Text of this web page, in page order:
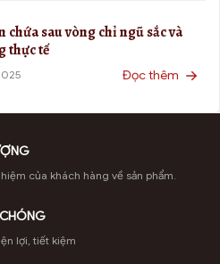
chứa sau vòng chỉ ngũ sắc và
thực tế
Đọc thêm
của khách hàng về sản phẩm.
lợi, tiết kiệm